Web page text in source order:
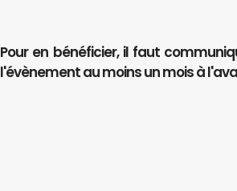
Pour en bénéficier, il faut
l'évènement au moins un mois à